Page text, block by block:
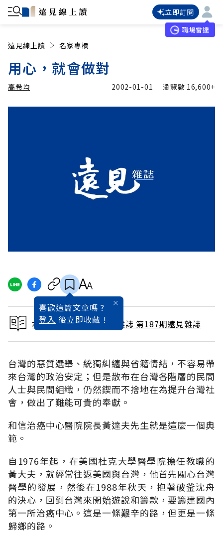
立即訂閱
職場雷達
遠見線上讀 名家專欄
用心，就會做對
高希均 2002-01-01 瀏覽數 16,600+
喜歡這篇文章嗎 ?
登入 後立即收藏 !
本文出自 2002 / 1月號雜誌 第187期遠見雜誌
台灣的惡質選舉、統獨糾纏與省籍情結，不容易帶
來台灣的政治安定；但是散布在台灣各階層的民間
人士與民間組織，仍然鍥而不捨地在為提升台灣社
會，做出了難能可貴的奉獻。
和信治癌中心醫院院長黃達夫先生就是這麼一個典
範。
自1976年起，在美國杜克大學醫學院擔任教職的
黃大夫，就經常往返美國與台灣，他首先關心台灣
醫學的發展，然後在1988年秋天，抱著破釜沈舟
的決心，回到台灣來開始遊說和籌款，要籌建國內
第一所治癌中心。這是一條艱辛的路，但更是一條
歸鄉的路。